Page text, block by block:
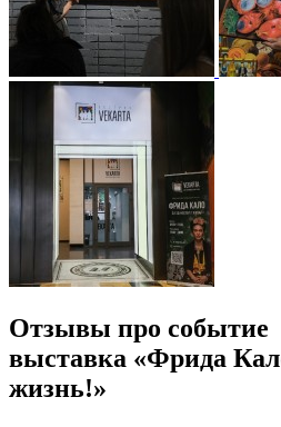
Отзывы про событие
выставка «Фрида
жизнь!»